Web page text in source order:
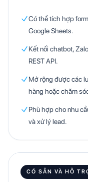
Có thể tích hợp
Google Sheets.
Kết nối chatbot,
REST API.
Mở rộng được các
hàng hoặc chăm
Phù hợp cho nhu
và xử lý lead.
CÓ SẴN VÀ HỖ